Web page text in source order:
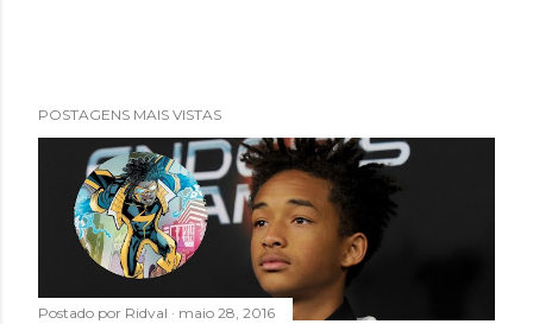
POSTAGENS MAIS VISTAS
Postado por Ridval maio 28, 2016